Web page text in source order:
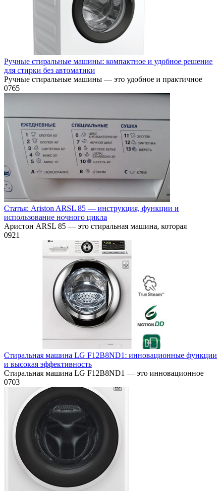
Ручные стиральные машины: компактное и удобное решение
для стирки без автоматики
Ручные стиральные машины — это удобное и практичное
0765
Статья: Ariston ARSL 85 — инструкция, функции и
использование ночного цикла
Аристон ARSL 85 — это стиральная машина, которая
0921
Стиральная машина LG F12B8ND1: инновационные функции
и высокая эффективность
Стиральная машина LG F12B8ND1 — это инновационное
0703